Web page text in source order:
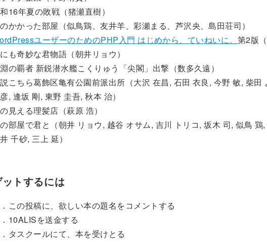
16年夏の敗戦（猪瀬直樹）
かかった部屋（似鳥鶏、友井羊、彩瀬まる、芦沢央、島田荘司）
ユーザーのためのPHP入門 はじめから、ていねいに。 第2版
も奇妙な君物語（朝井リョウ）
の覇者 新鋭潜水艦こくりゅう「尖閣」出撃（数多久遠）
こちら葛飾区亀有公園前派出所（大沢 在昌, 石田 衣良, 今野 敏, 柴田
, 逢坂 剛, 東野 圭吾, 秋本 治）
見える理髪店（萩原 浩）
部屋で君と（朝井 リョウ, 越谷 オサム, 吉川 トリコ, 坂木 司, 似鳥 鶏
千砂, 三上 延）
トするには
．この投稿に、欲しい本の題名をコメントする
．10ALISを送金する
．タスクールにて、本を受けとる